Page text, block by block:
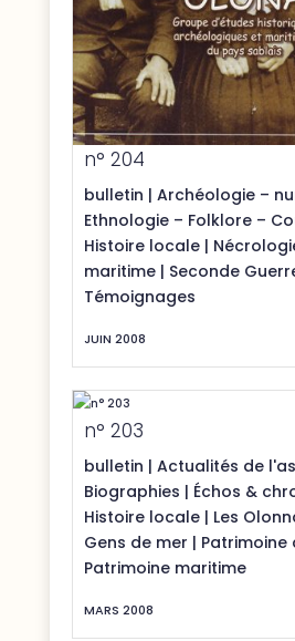
n° 204
bulletin | Archéologie –
Ethnologie – Folklore –
Histoire locale|
maritime| Seconde
Témoignages
JUIN 2008
n° 203
bulletin | Actualités de
Biographies | Échos &
Histoire locale| Les
Gens de mer |
Patrimoine maritime
MARS 2008